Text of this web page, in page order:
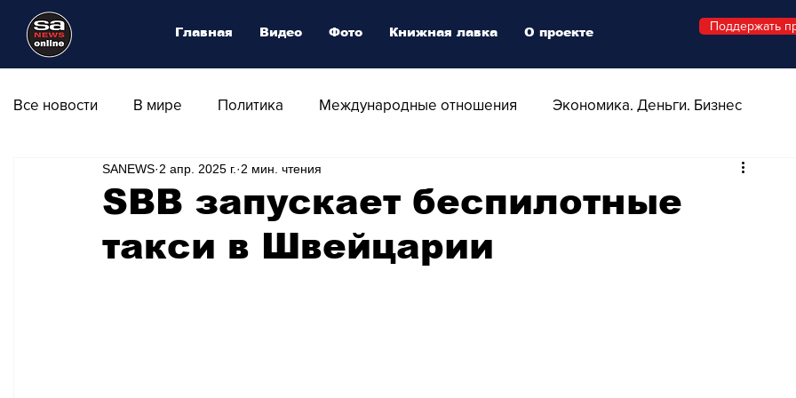
Все новости В мире Политика Международные отношения Экономика. Деньги. Бизнес
Общество Армия Аналитика
Транспорт Культура Магия искусства Swiss Афиша
SBB запускает беспилотные
такси в Швейцарии
SANEWS 2 апр. 2025 г. 2 мин. чтения
Главная Видео Фото Книжная лавка О проекте Поддержать